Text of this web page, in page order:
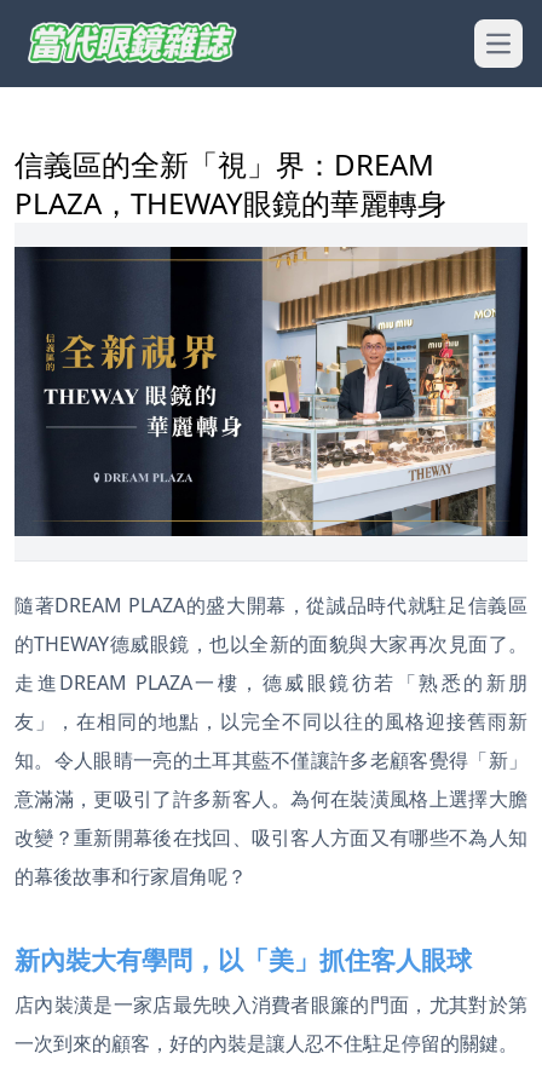
信義區的全新「視」界：DREAM
PLAZA，THEWAY眼鏡的華麗轉身
隨著DREAM PLAZA的盛大開幕，從誠品時代就駐足信義區
的THEWAY德威眼鏡，也以全新的面貌與大家再次見面了。
走進DREAM PLAZA一樓，德威眼鏡彷若「熟悉的新朋
友」，在相同的地點，以完全不同以往的風格迎接舊雨新
知。令人眼睛一亮的土耳其藍不僅讓許多老顧客覺得「新」
意滿滿，更吸引了許多新客人。為何在裝潢風格上選擇大膽
改變？重新開幕後在找回、吸引客人方面又有哪些不為人知
的幕後故事和行家眉角呢？
新內裝大有學問，以「美」抓住客人眼球
店內裝潢是一家店最先映入消費者眼簾的門面，尤其對於第
一次到來的顧客，好的內裝是讓人忍不住駐足停留的關鍵。